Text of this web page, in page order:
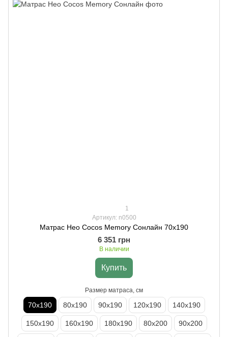
1
Артикул: n0500
Матрас Нео Cocos Memory Сонлайн 70х190
6 351 грн
В наличии
Купить
Размер матраса, см
70х190 80х190 90х190 120х190 140х190
150х190 160х190 180х190 80х200 90х200